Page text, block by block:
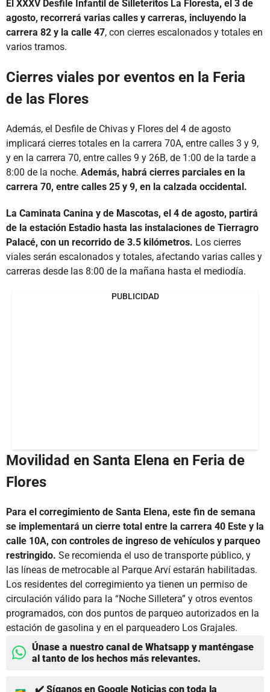
El XXXV Desfile Infantil de Silleteritos La Floresta, el 3 de
agosto, recorrerá varias calles y carreras, incluyendo la
carrera 82 y la calle 47, con cierres escalonados y totales en
varios tramos.
Cierres viales por eventos en la Feria
de las Flores
Además, el Desfile de Chivas y Flores del 4 de agosto
implicará cierres totales en la carrera 70A, entre calles 3 y 9,
y en la carrera 70, entre calles 9 y 26B, de 1:00 de la tarde a
8:00 de la noche. Además, habrá cierres parciales en la
carrera 70, entre calles 25 y 9, en la calzada occidental.
La Caminata Canina y de Mascotas, el 4 de agosto, partirá
de la estación Estadio hasta las instalaciones de Tierragro
Palacé, con un recorrido de 3.5 kilómetros. Los cierres
viales serán escalonados y totales, afectando varias calles y
carreras desde las 8:00 de la mañana hasta el mediodía.
PUBLICIDAD
Movilidad en Santa Elena en Feria de
Flores
Para el corregimiento de Santa Elena, este fin de semana
se implementará un cierre total entre la carrera 40 Este y la
calle 10A, con controles de ingreso de vehículos y parqueo
restringido. Se recomienda el uso de transporte público, y
las líneas de metrocable al Parque Arví estarán habilitadas.
Los residentes del corregimiento ya tienen un permiso de
circulación válido para la “Noche Silletera” y otros eventos
programados, con dos puntos de parqueo autorizados en la
estación de gasolina y en el parqueadero Los Grajales.
Únase a nuestro canal de Whatsapp y manténgase
al tanto de los hechos más relevantes.
✔️ Síganos en Google Noticias con toda la